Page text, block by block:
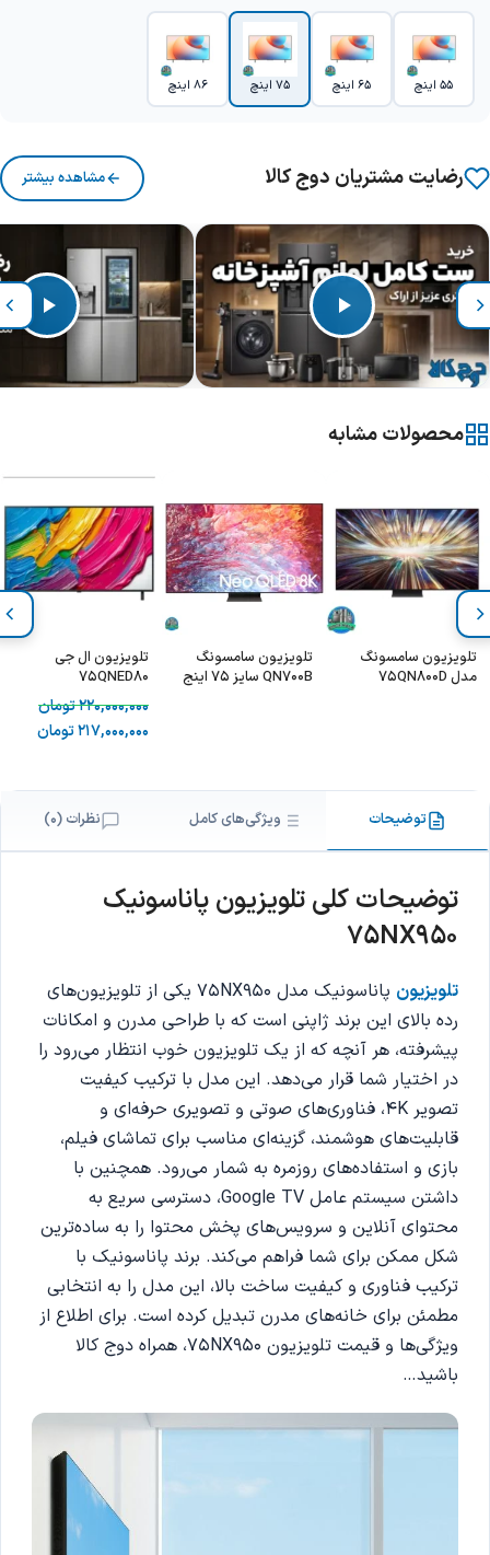
55 اینچ 65 اینچ 75 اینچ 86 اینچ
رضایت مشتریان دوج کالا مشاهده بیشتر
محصولات مشابه
تلویزیون سامسونگ
مدل 75QN800D
تلویزیون سامسونگ
QN700B سایز 75 اینج
تلویزیون ال جی
75QNED80
220,000,000تومان
217,000,000تومان
توضیحات ویژگی‌های کامل نظرات (0)
توضیحات کلیتلویزیون پاناسونیک
75NX950
تلویزیون
پاناسونیک مدل 75NX950 یکی از تلویزیون‌های
رده بالای این برند ژاپنی است که با طراحی مدرن و امکانات
پیشرفته، هر آنچه که از یک تلویزیون خوب انتظار می‌رود را
در اختیار شما قرار می‌دهد. این مدل با ترکیب کیفیت
تصویر 4K، فناوری‌های صوتی و تصویری حرفه‌ای و
قابلیت‌های هوشمند، گزینه‌ای مناسب برای تماشای فیلم،
بازی و استفاده‌های روزمره به شمار می‌رود. همچنین با
داشتن سیستم عامل Google TV، دسترسی سریع به
محتوای آنلاین و سرویس‌های پخش محتوا را به ساده‌ترین
شکل ممکن برای شما فراهم می‌کند. برند پاناسونیک با
ترکیب فناوری و کیفیت ساخت بالا، این مدل را به انتخابی
مطمئن برای خانه‌های مدرن تبدیل کرده است. برای اطلاع از
ویژگی‌ها و قیمت تلویزیون 75NX950، همراه دوج کالا
باشید…